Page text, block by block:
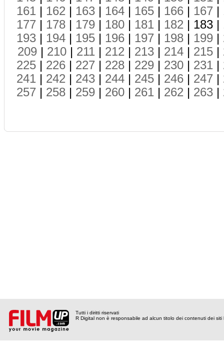
161 | 162 | 163 | 164 | 165 | 166 | 167 |
177 | 178 | 179 | 180 | 181 | 182 | 183 |
193 | 194 | 195 | 196 | 197 | 198 | 199 |
209 | 210 | 211 | 212 | 213 | 214 | 215 |
225 | 226 | 227 | 228 | 229 | 230 | 231 |
241 | 242 | 243 | 244 | 245 | 246 | 247 |
257 | 258 | 259 | 260 | 261 | 262 | 263 |
Tutti i diritti riservati
R Digital non è responsabile ad alcun titolo dei contenuti dei siti